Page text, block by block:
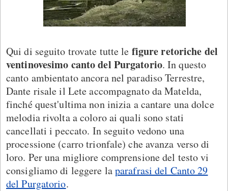
Qui di seguito trovate tutte le figure retoriche del
ventinovesimo canto del Purgatorio. In questo
canto ambientato ancora nel paradiso Terrestre,
Dante risale il Lete accompagnato da Matelda,
finché quest'ultima non inizia a cantare una dolce
melodia rivolta a coloro ai quali sono stati
cancellati i peccato. In seguito vedono una
processione (carro trionfale) che avanza verso di
loro. Per una migliore comprensione del testo vi
consigliamo di leggere laparafrasi del Canto 29
del Purgatorio.